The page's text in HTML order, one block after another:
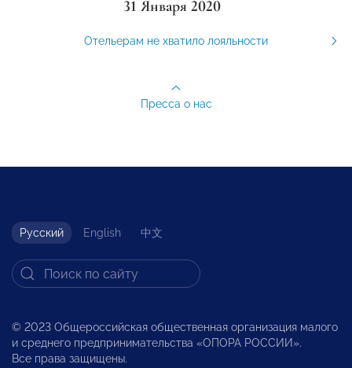
31 Января 2020
Отельерам не хватило лояльности
Пресса о нас
Русский English 中文
© 2023 Общероссийская общественная организация малого
и среднего предпринимательства «ОПОРА РОССИИ».
Все права защищены.